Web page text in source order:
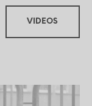
VIDEOS